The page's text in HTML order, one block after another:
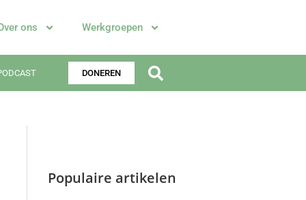
ons Werkgroepen
DONEREN
Populaire artikelen